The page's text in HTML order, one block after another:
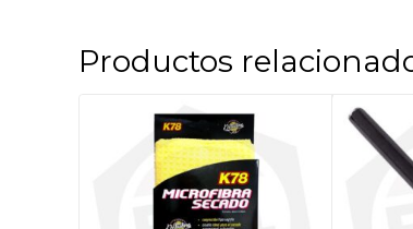
Productos